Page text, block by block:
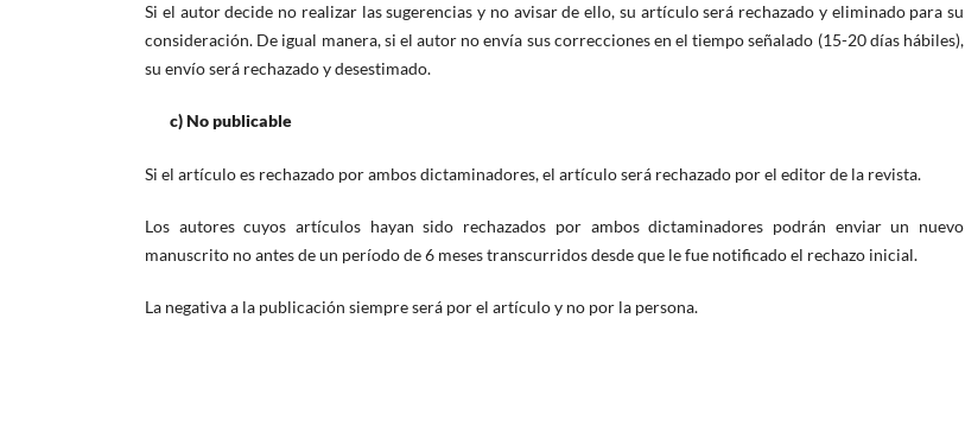
Si el autor decide no realizar las sugerencias y no avisar de ello, su artículo será rechazado y eliminado para su
consideración. De igual manera, si el autor no envía sus correcciones en el tiempo señalado (15-20 días hábiles),
su envío será rechazado y desestimado.
c) No publicable
Si el artículo es rechazado por ambos dictaminadores, el artículo será rechazado por el editor de la revista.
Los autores cuyos artículos hayan sido rechazados por ambos dictaminadores podrán enviar un nuevo
manuscrito no antes de un período de 6 meses transcurridos desde que le fue notificado el rechazo inicial.
La negativa a la publicación siempre será por el artículo y no por la persona.